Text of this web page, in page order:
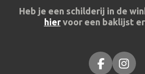
Heb je een schilderij in de
hier voor een baklijst
F
I